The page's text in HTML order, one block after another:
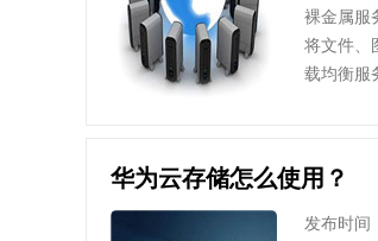
裸金属服
将文件、
载均衡服
华为云存储怎么使用？
发布时间